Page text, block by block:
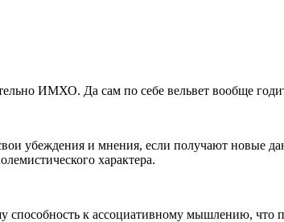
ИМХО. Да сам по себе вельвет вообще
убеждения и мнения, если получают новые
характера.
способность к ассоциативному мышлению,